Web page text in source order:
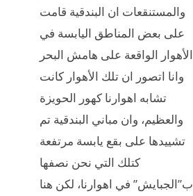
والمستنقعات ان البندقية قامت
على بعض المناطق اليابسة في
الأهوار الواقعة على هامش البحر
وانا اتصور ان تلك الأهوار كانت
تشابه اهوارنا كهور الحويزة
والعظيم، وان مباني البندقية تم
تشييدها على بقع يابسة مرتفعة
كتلك التي نحن نصفها
ب”الجبايش” في اهوارنا، لكن هنا